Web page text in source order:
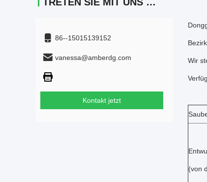
86--15015139152
vanessa@amberdg.com
Kontakt jetzt
Wir
(von